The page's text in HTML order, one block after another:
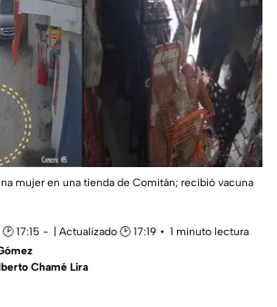
mujer en una tienda de Comitán; recibió vacuna
17:15 | Actualizado 🕑 17:19
1 minuto lectura
Chamé Lira